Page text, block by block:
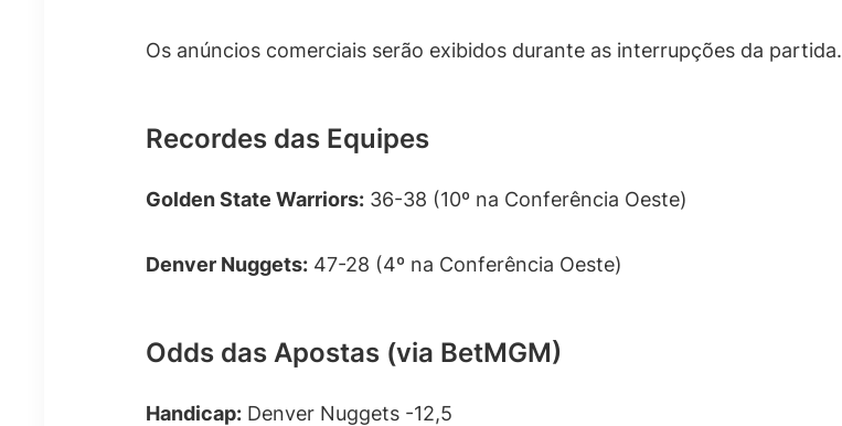
Os anúncios comerciais serão exibidos durante as interrupções da partida.
Recordes das Equipes
Golden State Warriors: 36-38 (10º na Conferência Oeste)
Denver Nuggets: 47-28 (4º na Conferência Oeste)
Odds das Apostas (via BetMGM)
Handicap: Denver Nuggets -12,5